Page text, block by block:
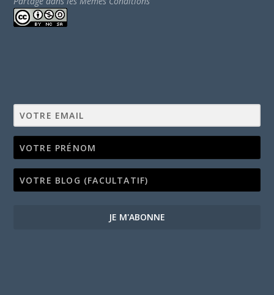
JE M'ABONNE